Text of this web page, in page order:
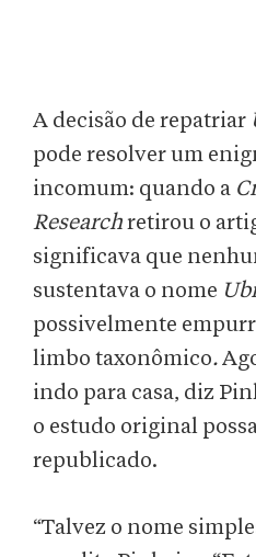
A decisão de repatriar
pode resolver um
incomum: quando a
Researchretirou o
significava que
sustentava o nome
possivelmente
limbo taxonômico.
indo para casa, diz
o estudo original
republicado.
“Talvez o nome